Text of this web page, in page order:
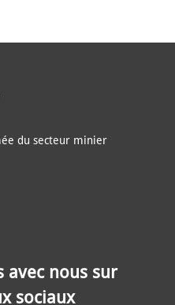
du secteur minier
avec nous sur
sociaux